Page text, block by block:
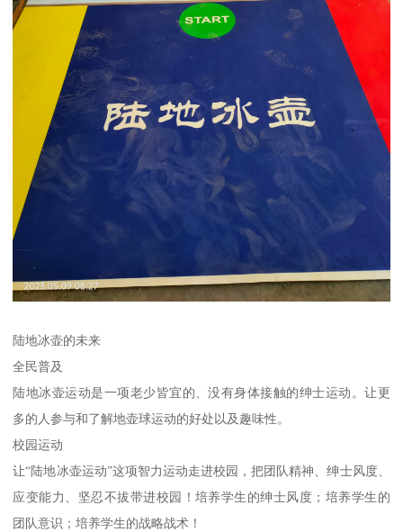
陆地冰壶的未来
全民普及
陆地冰壶运动是一项老少皆宜的、没有身体接触的绅士运动。让更
多的人参与和了解地壶球运动的好处以及趣味性。
校园运动
让“陆地冰壶运动”这项智力运动走进校园，把团队精神、绅士风度、
应变能力、坚忍不拔带进校园！培养学生的绅士风度；培养学生的
团队意识；培养学生的战略战术！